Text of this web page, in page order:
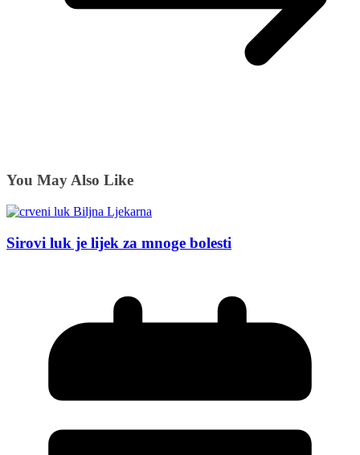
You May Also Like
Sirovi luk je lijek za mnoge bolesti